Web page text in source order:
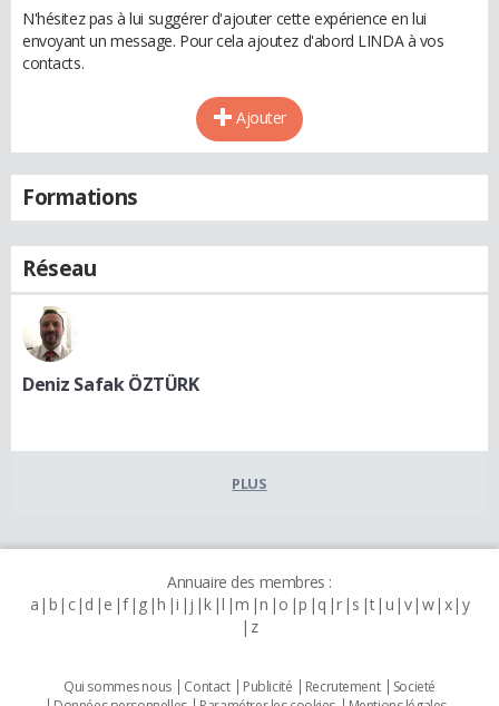
N'hésitez pas à lui suggérer d'ajouter cette expérience en lui
envoyant un message. Pour cela ajoutez d'abord LINDA à vos
contacts.
Ajouter
Formations
Réseau
Deniz Safak ÖZTÜRK
PLUS
Annuaire des membres :
a b c d e f g h i j k l m n o p q r s t u v w x y
z
Qui sommes nous Contact Publicité Recrutement
Societé